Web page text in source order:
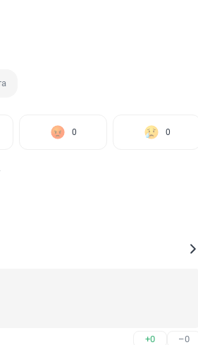
0 0
+0 –0